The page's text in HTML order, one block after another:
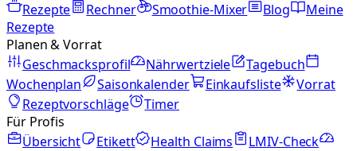
Rezepte
Rechner Smoothie-Mixer Blog
Meine
Rezepte
Planen & Vorrat
Geschmacksprofil
Nährwertziele
Tagebuch
Wochenplan
Saisonkalender Einkaufsliste
Vorrat
Rezeptvorschläge
Timer
Für Profis
Übersicht
Etikett Health Claims
LMIV-Check